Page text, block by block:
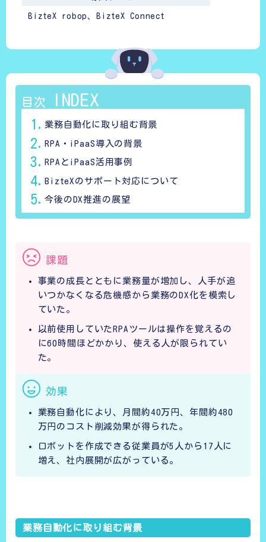
BizteX robop、BizteX Connect
目次 INDEX
業務自動化に取り組む背景
RPA・iPaaS導入の背景
RPAとiPaaS活用事例
BizteXのサポート対応について
今後のDX推進の展望
課題
事業の成長とともに業務量が増加し、人手が追
いつかなくなる危機感から業務のDX化を模索し
ていた。
以前使用していたRPAツールは操作を覚えるの
に60時間ほどかかり、使える人が限られてい
た。
効果
業務自動化により、月間約40万円、年間約480
万円のコスト削減効果が得られた。
ロボットを作成できる従業員が5人から17人に
増え、社内展開が広がっている。
業務自動化に取り組む背景